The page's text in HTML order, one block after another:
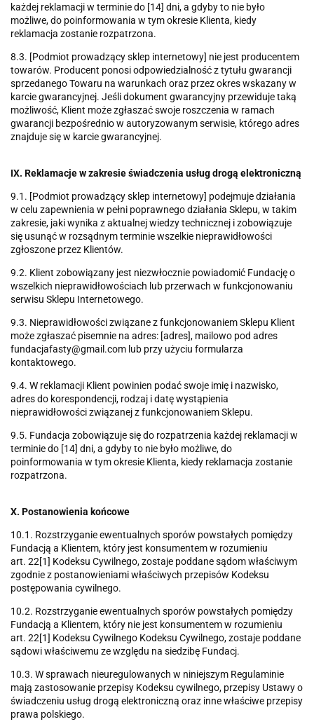
każdej reklamacji w terminie do [14] dni, a gdyby to nie było
możliwe, do poinformowania w tym okresie Klienta, kiedy
reklamacja zostanie rozpatrzona.
8.3. [Podmiot prowadzący sklep internetowy] nie jest producentem
towarów. Producent ponosi odpowiedzialność z tytułu gwarancji
sprzedanego Towaru na warunkach oraz przez okres wskazany w
karcie gwarancyjnej. Jeśli dokument gwarancyjny przewiduje taką
możliwość, Klient może zgłaszać swoje roszczenia w ramach
gwarancji bezpośrednio w autoryzowanym serwisie, którego adres
znajduje się w karcie gwarancyjnej.
IX. Reklamacje w zakresie świadczenia usług drogą elektroniczną
9.1. [Podmiot prowadzący sklep internetowy] podejmuje działania
w celu zapewnienia w pełni poprawnego działania Sklepu, w takim
zakresie, jaki wynika z aktualnej wiedzy technicznej i zobowiązuje
się usunąć w rozsądnym terminie wszelkie nieprawidłowości
zgłoszone przez Klientów.
9.2. Klient zobowiązany jest niezwłocznie powiadomić Fundację o
wszelkich nieprawidłowościach lub przerwach w funkcjonowaniu
serwisu Sklepu Internetowego.
9.3. Nieprawidłowości związane z funkcjonowaniem Sklepu Klient
może zgłaszać pisemnie na adres: [adres], mailowo pod adres
fundacjafasty@gmail.com lub przy użyciu formularza
kontaktowego.
9.4. W reklamacji Klient powinien podać swoje imię i nazwisko,
adres do korespondencji, rodzaj i datę wystąpienia
nieprawidłowości związanej z funkcjonowaniem Sklepu.
9.5. Fundacja zobowiązuje się do rozpatrzenia każdej reklamacji w
terminie do [14] dni, a gdyby to nie było możliwe, do
poinformowania w tym okresie Klienta, kiedy reklamacja zostanie
rozpatrzona.
X. Postanowienia końcowe
10.1. Rozstrzyganie ewentualnych sporów powstałych pomiędzy
Fundacją a Klientem, który jest konsumentem w rozumieniu
art. 22[1] Kodeksu Cywilnego, zostaje poddane sądom właściwym
zgodnie z postanowieniami właściwych przepisów Kodeksu
postępowania cywilnego.
10.2. Rozstrzyganie ewentualnych sporów powstałych pomiędzy
Fundacją a Klientem, który nie jest konsumentem w rozumieniu
art. 22[1] Kodeksu Cywilnego Kodeksu Cywilnego, zostaje poddane
sądowi właściwemu ze względu na siedzibę Fundacj.
10.3. W sprawach nieuregulowanych w niniejszym Regulaminie
mają zastosowanie przepisy Kodeksu cywilnego, przepisy Ustawy o
świadczeniu usług drogą elektroniczną oraz inne właściwe przepisy
prawa polskiego.